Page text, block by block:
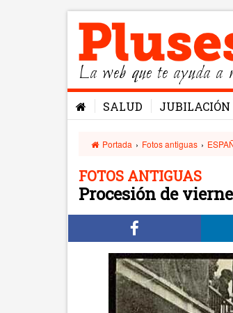
La web que te ayuda
SALUD JUBILACIÓN
Portada › Fotos antiguas ›
FOTOS ANTIGUAS
Procesión de